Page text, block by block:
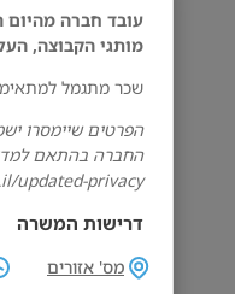
מותגי הקבוצה,
שכר מתגמל
הפרטים שיימסרו
החברה בהתאם
updated-privacy
דרישות המשרה
אחריות, חריצות,
מס' אזורים
ג'מבו
מס' אזורים